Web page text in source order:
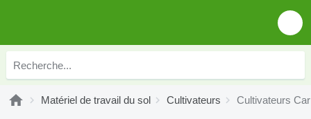
Matériel de travail du sol Cultivateurs Cultivateurs